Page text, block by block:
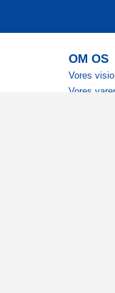
OM OS
Vores
Vores